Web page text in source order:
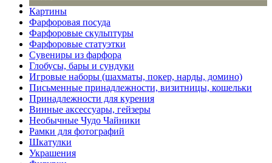
Картины
Фарфоровая посуда
Фарфоровые скульптуры
Фарфоровые статуэтки
Сувениры из фарфора
Глобусы, бары и сундуки
Игровые наборы (шахматы, покер, нарды, домино)
Письменные принадлежности, визитницы, кошельки
Принадлежности для курения
Винные аксессуары, гейзеры
Необычные Чудо Чайники
Рамки для фотографий
Шкатулки
Украшения